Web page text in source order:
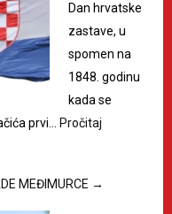
Dan hrvatske
zastave, u
spomen na
1848. godinu
kada se
prvi… Pročitaj
MEĐIMURCE →